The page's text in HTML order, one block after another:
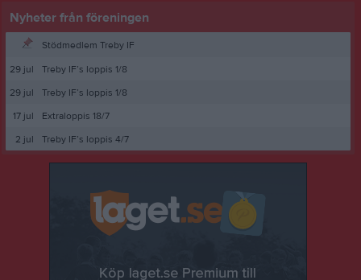
Nyheter från föreningen
Stödmedlem Treby IF
29 jul
Treby IF’s loppis 1/8
29 jul
Treby IF’s loppis 1/8
17 jul
Extraloppis 18/7
2 jul
Treby IF’s loppis 4/7